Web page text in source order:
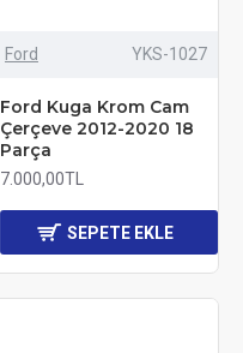
Ford YKS-1027
Ford Kuga Krom Cam
Çerçeve 2012-2020 18
Parça
7.000,00TL
SEPETE EKLE